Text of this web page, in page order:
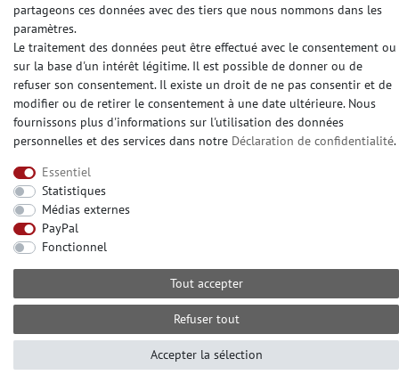
partageons ces données avec des tiers que nous nommons dans les
paramètres.
Le traitement des données peut être effectué avec le consentement ou
sur la base d'un intérêt légitime. Il est possible de donner ou de
refuser son consentement. Il existe un droit de ne pas consentir et de
modifier ou de retirer le consentement à une date ultérieure. Nous
fournissons plus d'informations sur l'utilisation des données
personnelles et des services dans notre Déclaration de confidentialité.
Essentiel
Statistiques
Médias externes
PayPal
Fonctionnel
Tout accepter
Refuser tout
Accepter la sélection